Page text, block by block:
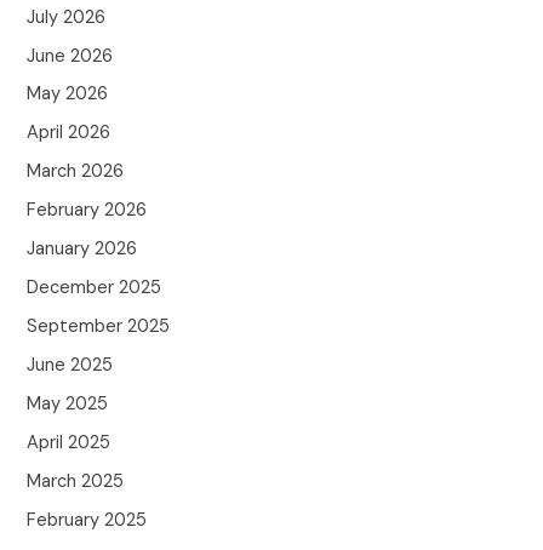
July 2026
June 2026
May 2026
April 2026
March 2026
February 2026
January 2026
December 2025
September 2025
June 2025
May 2025
April 2025
March 2025
February 2025